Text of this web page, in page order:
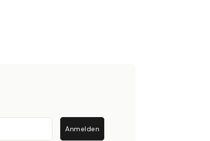
Anmelden